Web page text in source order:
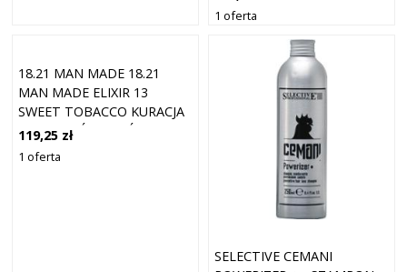
1 oferta
18.21 MAN MADE 18.21
MAN MADE ELIXIR 13
SWEET TOBACCO KURACJA
DO WŁOSÓW I SKÓRY
GŁOWY MASKI DO WŁOSÓW
119,25 zł
1 oferta
SELECTIVE CEMANI